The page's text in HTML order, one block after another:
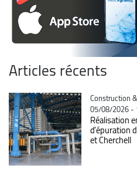
Articles récents
Catégorie
Construction
05/08/2026 -
Réalisation
d’épuration
et Cherchell